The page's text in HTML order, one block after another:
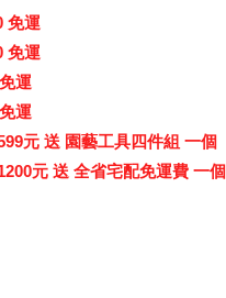
免運
免運
運
運
元 送 園藝工具四件組 一個
元 送 全省宅配免運費 一個